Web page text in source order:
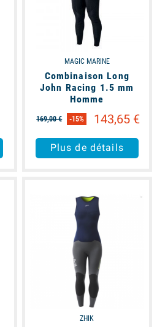
MAGIC MARINE
Combinaison Long
John Racing 1.5 mm
Homme
169,00 € -15% 143,65 €
Plus de détails
ZHIK